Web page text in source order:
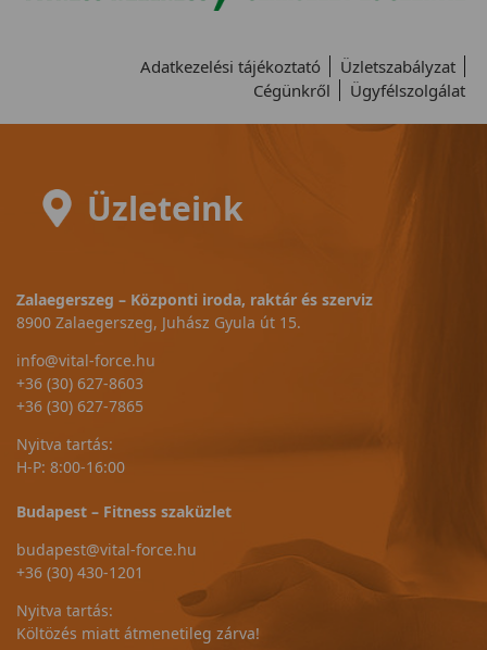
Adatkezelési tájékoztató
Üzletszabályzat
Cégünkről
Ügyfélszolgálat
Üzleteink
Zalaegerszeg – Központi iroda, raktár és szerviz
8900 Zalaegerszeg, Juhász Gyula út 15.
info@vital-force.hu
+36 (30) 627-8603
+36 (30) 627-7865
Nyitva tartás:
H-P: 8:00-16:00
Budapest – Fitness szaküzlet
budapest@vital-force.hu
+36 (30) 430-1201
Nyitva tartás:
Költözés miatt átmenetileg zárva!